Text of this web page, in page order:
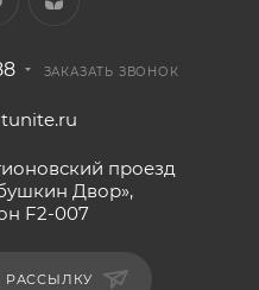
ЗАКАЗАТЬ ЗВОНОК
проезд
Двор»,
F2-007
РАССЫЛКУ